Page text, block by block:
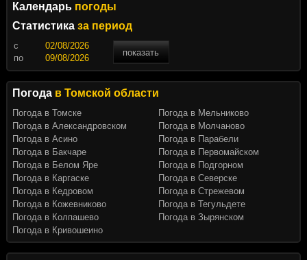
Календарь погоды
Статистика за период
c
показать
по
Погода в Томской области
Погода в Томске
Погода в Александровском
Погода в Асино
Погода в Бакчаре
Погода в Белом Яре
Погода в Каргаске
Погода в Кедровом
Погода в Кожевниково
Погода в Колпашево
Погода в Кривошеино
Погода в Мельниково
Погода в Молчаново
Погода в Парабели
Погода в Первомайском
Погода в Подгорном
Погода в Северске
Погода в Стрежевом
Погода в Тегульдете
Погода в Зырянском